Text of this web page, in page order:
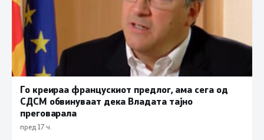
Го креираа францускиот предлог, ама сега од
СДСМ обвинуваат дека Владата тајно
преговарала
пред 17 ч.